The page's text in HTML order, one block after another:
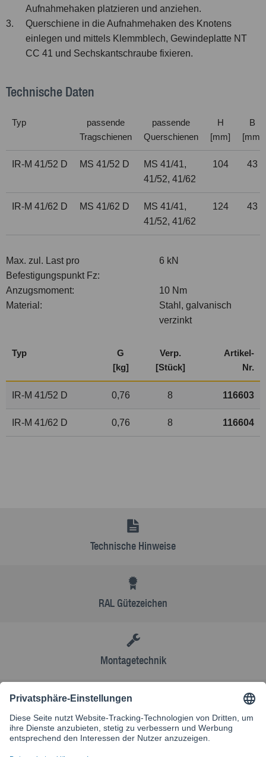
Aufnahmehaken platzieren und anziehen.
3.
Querschiene in die Aufnahmehaken des Knotens
einlegen und mittels Klemmblech, Gewindeplatte NT
CC 41 und Sechskantschraube fixieren.
Technische Daten
Typ
passende
Tragschienen
passende
Querschienen
H
[mm]
B
[mm]
IR-M 41/52 D MS 41/52 D
MS 41/41,
41/52, 41/62
104 43
IR-M 41/62 D MS 41/62 D
MS 41/41,
41/52, 41/62
124 43
Max. zul. Last pro
Befestigungspunkt Fz:
6 kN
Anzugsmoment:
10 Nm
Material:
Stahl, galvanisch
verzinkt
Typ
G
[kg]
Verp.
[Stück]
Artikel-
Nr.
IR-M 41/52 D 0,76 8 116603
IR-M 41/62 D 0,76 8 116604
Technische Hinweise
RAL Gütezeichen
Montagetechnik
AGB